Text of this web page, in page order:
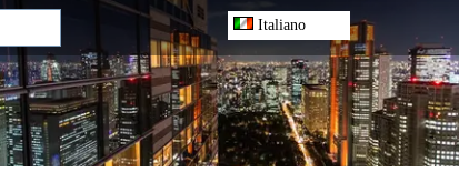
Italiano